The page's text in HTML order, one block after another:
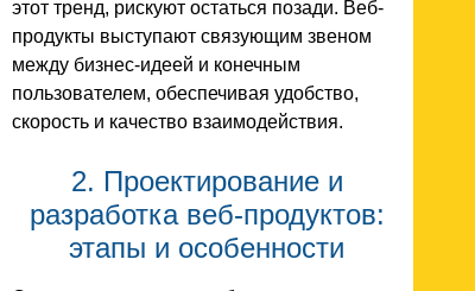
этот тренд, рискуют остаться позади. Веб-
продукты выступают связующим звеном
между бизнес-идеей и конечным
пользователем, обеспечивая удобство,
скорость и качество взаимодействия.
2. Проектирование и
разработка веб-продуктов:
этапы и особенности